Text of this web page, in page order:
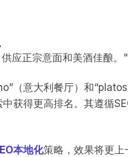
应正宗意面和美酒佳酿。"
（意大利餐厅）和
中获得更高排名。其遵循
本地化策略，效果将更上